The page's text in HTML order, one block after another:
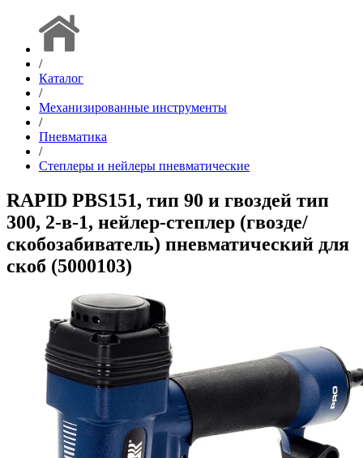
/
Каталог
/
Механизированные инструменты
/
Пневматика
/
Степлеры и нейлеры пневматические
RAPID PBS151, тип 90 и гвоздей тип
300, 2-в-1, нейлер-степлер (гвозде/
скобозабиватель) пневматический для
скоб (5000103)